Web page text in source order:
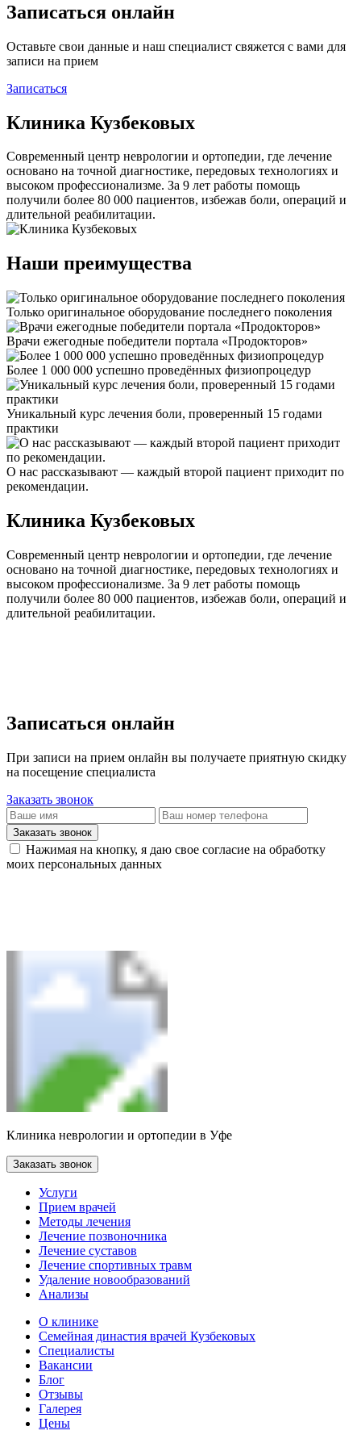
Записаться онлайн
Оставьте свои данные и наш специалист свяжется с вами для
записи на прием
Записаться
Клиника Кузбековых
Современный центр неврологии и ортопедии, где лечение
основано на точной диагностике, передовых технологиях и
высоком профессионализме. За 9 лет работы помощь
получили более 80 000 пациентов, избежав боли, операций и
длительной реабилитации.
Наши преимущества
Только оригинальное оборудование последнего поколения
Врачи ежегодные победители портала «Продокторов»
Более 1 000 000 успешно проведённых физиопроцедур
Уникальный курс лечения боли, проверенный 15 годами
практики
О нас рассказывают — каждый второй пациент приходит по
рекомендации.
Клиника Кузбековых
Современный центр неврологии и ортопедии, где лечение
основано на точной диагностике, передовых технологиях и
высоком профессионализме. За 9 лет работы помощь
получили более 80 000 пациентов, избежав боли, операций и
длительной реабилитации.
Записаться онлайн
При записи на прием онлайн вы получаете приятную скидку
на посещение специалиста
Заказать звонок
Заказать звонок
Нажимая на кнопку, я даю свое согласие на обработку
моих персональных данных
Клиника неврологии и ортопедии в Уфе
Заказать звонок
Услуги
Прием врачей
Методы лечения
Лечение позвоночника
Лечение суставов
Лечение спортивных травм
Удаление новообразований
Анализы
О клинике
Семейная династия врачей Кузбековых
Специалисты
Вакансии
Блог
Отзывы
Галерея
Цены